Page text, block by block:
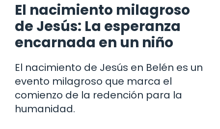
El nacimiento milagroso
de Jesús: La esperanza
encarnada en un niño
El nacimiento de Jesús en Belén es un
evento milagroso que marca el
comienzo de la redención para la
humanidad.